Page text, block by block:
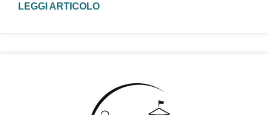
LEGGI ARTICOLO